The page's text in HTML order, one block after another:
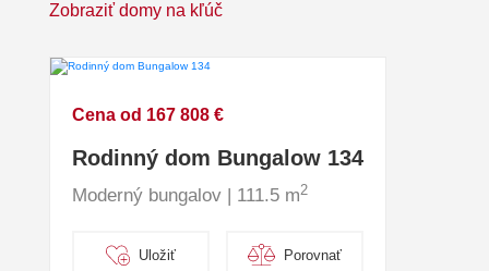
Zobraziť domy na kľúč
Cena od 167 808 €
Rodinný dom Bungalow 134
Moderný bungalov | 111.5 m2
Uložiť Porovnať